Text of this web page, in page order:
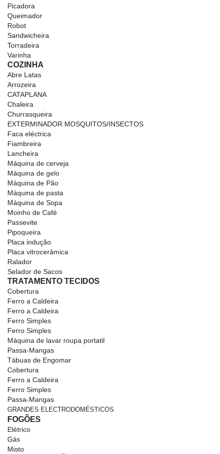
Picadora
Queimador
Robot
Sandwicheira
Torradeira
Varinha
COZINHA
Abre Latas
Arrozeira
CATAPLANA
Chaleira
Churrasqueira
EXTERMINADOR MOSQUITOS/INSECTOS
Faca eléctrica
Fiambreira
Lancheira
Máquina de cerveja
Máquina de gelo
Máquina de Pão
Máquina de pasta
Máquina de Sopa
Moinho de Café
Passevite
Pipoqueira
Placa indução
Placa vitrocerâmica
Ralador
Selador de Sacos
TRATAMENTO TECIDOS
Cobertura
Ferro a Caldeira
Ferro a Caldeira
Ferro Simples
Ferro Simples
Máquina de lavar roupa portatil
Passa-Mangas
Tábuas de Engomar
Cobertura
Ferro a Caldeira
Ferro Simples
Passa-Mangas
GRANDES ELECTRODOMÉSTICOS
FOGÕES
Elétrico
Gás
Misto